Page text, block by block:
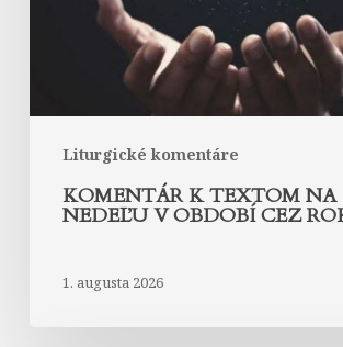
Liturgické komentáre
„A“
KOMENTÁR K TEXTOM NA
NEDEĽU V OBDOBÍ CEZ
1. augusta 2026